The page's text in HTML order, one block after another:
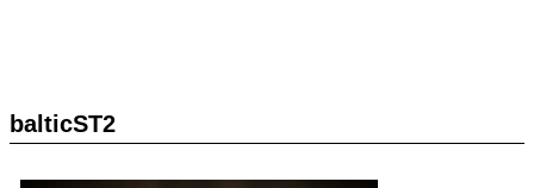
balticST2